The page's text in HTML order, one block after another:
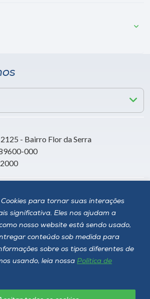
para tornar suas interações
significativa. Eles nos ajudam a
nosso website está sendo usado,
conteúdo sob medida para
sobre os tipos diferentes de
usando, leia nossa Política de
- Bairro Flor da Serra
000